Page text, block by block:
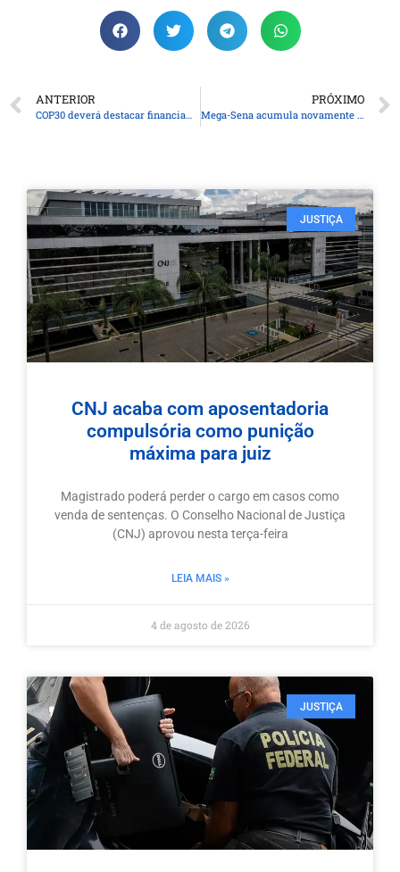
ANTERIOR
COP30 deverá destacar financiamento climático e participação social
PRÓXIMO
Mega-Sena acumula novamente e prêmio chega a R$ 120 milhões
JUSTIÇA
CNJ acaba com aposentadoria
compulsória como punição
máxima para juiz
Magistrado poderá perder o cargo em casos como
venda de sentenças. O Conselho Nacional de Justiça
(CNJ) aprovou nesta terça-feira
LEIA MAIS »
4 de agosto de 2026
JUSTIÇA